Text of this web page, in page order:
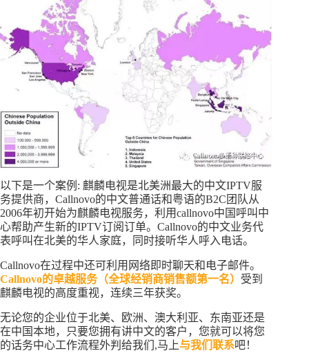
以下是一个案例: 麒麟电视是北美洲最大的中文IPTV服
务提供商，Callnovo的中文普通话和粤语的B2C团队从
2006年初开始为麒麟电视服务，利用callnovo中国呼叫中
心帮助产生新的IPTV订阅订单。Callnovo的中文业务代
表呼叫在北美的华人家庭，同时接听华人呼入电话。
Callnovo在过程中还可利用网络即时聊天和电子邮件。
Callnovo的卓越服务（全球经销商销售额第一名） 受到
麒麟电视的高度重视，连续三年获奖。
无论您的企业位于北美、欧洲、澳大利亚、东南亚还是
在中国本地，只要您拥有讲中文的客户，您就可以将您
的话务中心工作流程外判给我们,马上与我们联系吧！